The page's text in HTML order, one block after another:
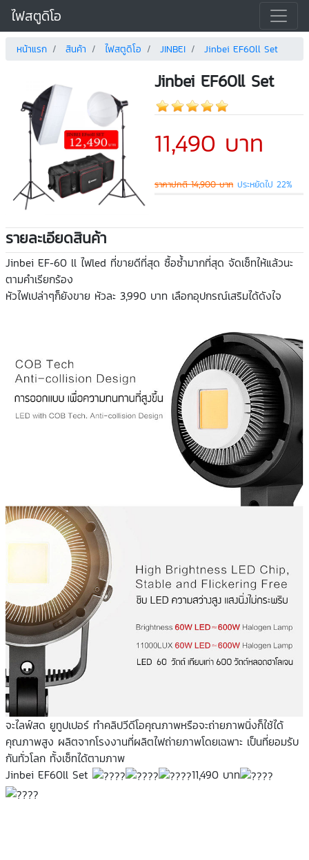
ไฟสตูดิโอ
หน้าแรก สินค้า ไฟสตูดิโอ JINBEI Jinbei EF60ll Set
Jinbei EF60ll Set
11,490 บาท
ราคาปกติ 14,900 บาท ประหยัดไป 22%
รายละเอียดสินค้า
Jinbei EF-60 ll ไฟled ที่ขายดีที่สุด ซื้อซ้ำมากที่สุด จัดเซ็ทให้แล้วนะ
ตามคำเรียกร้อง
หัวไฟเปล่าๆก็ยังขาย หัวละ 3,990 บาท เลือกอุปกรณ์เสริมได้ดังใจ
จะไลฟ์สด ยูทูปเปอร์ ทำคลิปวีดีโอคุณภาพหรือจะถ่ายภาพนิ่งก็ใช้ได้
คุณภาพสูง ผลิตจากโรงงานที่ผลิตไฟถ่ายภาพโดยเฉพาะ เป็นที่ยอมรับ
กันทั่วโลก ทั้งเซ็ทได้ตามภาพ
Jinbei EF60ll Set
11,490 บาท